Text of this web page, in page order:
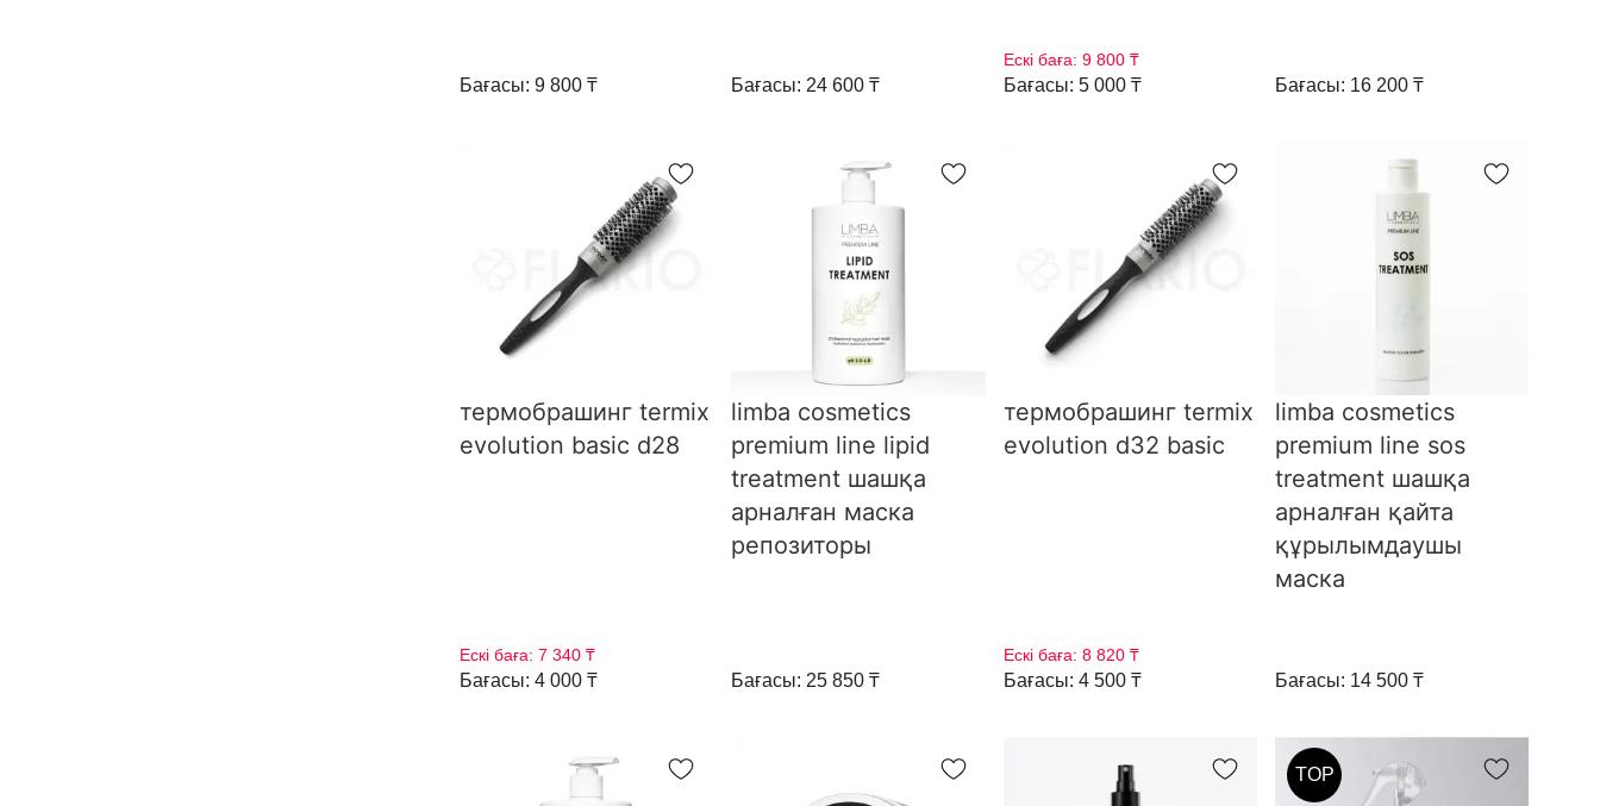
Бағасы: 9 800 ₸ Бағасы: 24 600 ₸
Ескі баға: 9 800 ₸
Бағасы: 5 000 ₸ Бағасы: 16 200 ₸
термобрашинг termix
evolution basic d28
Ескі баға: 7 340 ₸
Бағасы: 4 000 ₸
limba cosmetics
premium line lipid
treatment шашқа
арналған маска
репозиторы
Бағасы: 25 850 ₸
термобрашинг termix
evolution d32 basic
Ескі баға: 8 820 ₸
Бағасы: 4 500 ₸
limba cosmetics
premium line sos
treatment шашқа
арналған қайта
құрылымдаушы
маска
Бағасы: 14 500 ₸
TOP